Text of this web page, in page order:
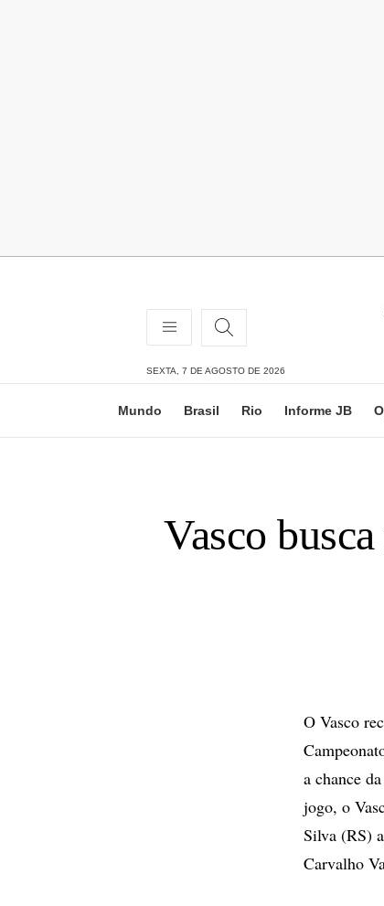
SEXTA, 7 DE AGOSTO DE 2026
Mundo Brasil Rio Informe JB
Vasco
O Vasco
a chance
jogo, o
Silva (RS)
Carvalho